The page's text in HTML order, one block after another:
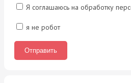
Я соглашаюсь на обработку
я не робот